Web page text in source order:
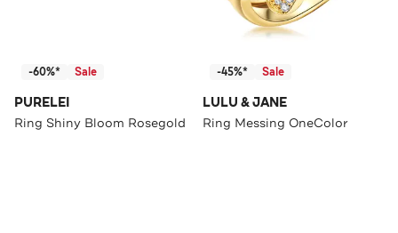
-60%* Sale
PURELEI
Ring Shiny Bloom Rosegold
-45%* Sale
LULU & JANE
Ring Messing OneColor